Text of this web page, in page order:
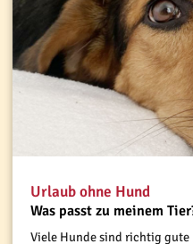
Urlaub ohne Hund
Was passt zu meinem
Viele Hunde sind richtig